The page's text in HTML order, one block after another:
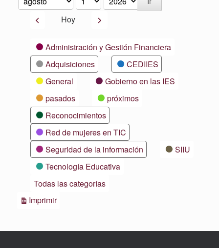
Mes
Día
Año
AnteriorHoy Siguiente
CategoríasAdministración y Gestión Financiera
Adquisiciones
CEDIIES
General
Gobierno en las IES
pasados
próximos
Reconocimientos
Red de mujeres en TIC
Seguridad de la información
SIIU
Tecnología Educativa
Todas las categorías
ImprimirVistas